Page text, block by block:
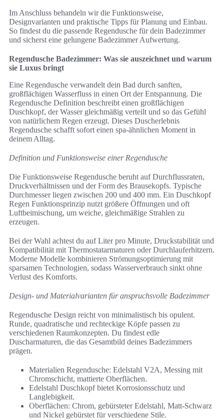
Im Anschluss behandeln wir die Funktionsweise,
Designvarianten und praktische Tipps für Planung und Einbau.
So findest du die passende Regendusche für dein Badezimmer
und sicherst eine gelungene Badezimmer Aufwertung.
Regendusche Badezimmer: Was sie auszeichnet und warum
sie Luxus bringt
Eine Regendusche verwandelt dein Bad durch sanften,
großflächigen Wasserfluss in einen Ort der Entspannung. Die
Regendusche Definition beschreibt einen großflächigen
Duschkopf, der Wasser gleichmäßig verteilt und so das Gefühl
von natürlichem Regen erzeugt. Dieses Duscherlebnis
Regendusche schafft sofort einen spa-ähnlichen Moment in
deinem Alltag.
Definition und Funktionsweise einer Regendusche
Die Funktionsweise Regendusche beruht auf Durchflussraten,
Druckverhältnissen und der Form des Brausekopfs. Typische
Durchmesser liegen zwischen 200 und 400 mm. Ein Duschkopf
Regen Funktionsprinzip nutzt größere Öffnungen und oft
Luftbeimischung, um weiche, gleichmäßige Strahlen zu
erzeugen.
Bei der Wahl achtest du auf Liter pro Minute, Druckstabilität und
Kompatibilität mit Thermostatarmaturen oder Durchlauferhitzern.
Moderne Modelle kombinieren Strömungsoptimierung mit
sparsamen Technologien, sodass Wasserverbrauch sinkt ohne
Verlust des Komforts.
Design- und Materialvarianten für anspruchsvolle Badezimmer
Regendusche Design reicht von minimalistisch bis opulent.
Runde, quadratische und rechteckige Köpfe passen zu
verschiedenen Raumkonzepten. Du findest edle
Duscharmaturen, die das Gesamtbild deines Badezimmers
prägen.
Materialien Regendusche: Edelstahl V2A, Messing mit
Chromschicht, mattierte Oberflächen.
Edelstahl Duschkopf bietet Korrosionsschutz und
Langlebigkeit.
Oberflächen: Chrom, gebürsteter Edelstahl, Matt-Schwarz
und Nickel gebürstet für verschiedene Stile.